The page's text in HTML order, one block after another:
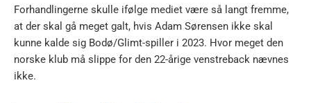
Forhandlingerne skulle ifølge mediet være så langt fremme,
at der skal gå meget galt, hvis Adam Sørensen ikke skal
kunne kalde sig Bodø/Glimt-spiller i 2023. Hvor meget den
norske klub må slippe for den 22-årige venstreback nævnes
ikke.